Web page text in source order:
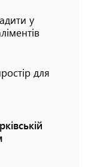
у
для